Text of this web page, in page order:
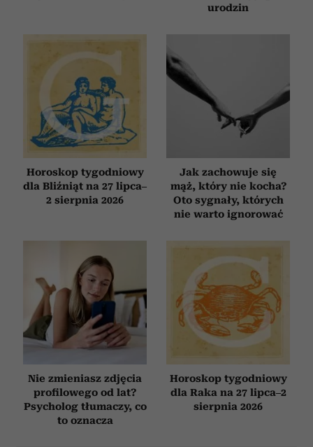
urodzin
Horoskop tygodniowy
dla Bliźniąt na 27 lipca–
2 sierpnia 2026
Jak zachowuje się
mąż, który nie kocha?
Oto sygnały, których
nie warto ignorować
Nie zmieniasz zdjęcia
profilowego od lat?
Psycholog tłumaczy, co
to oznacza
Horoskop tygodniowy
dla Raka na 27 lipca–2
sierpnia 2026